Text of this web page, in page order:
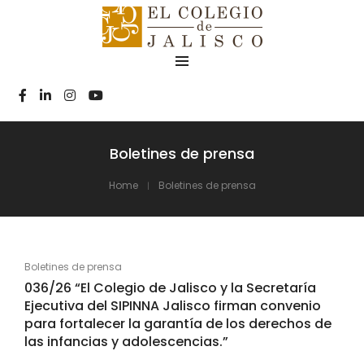
Boletines de prensa
Home Boletines de prensa
Boletines de prensa
036/26 “El Colegio de Jalisco y la Secretaría
Ejecutiva del SIPINNA Jalisco firman convenio
para fortalecer la garantía de los derechos de
las infancias y adolescencias.”